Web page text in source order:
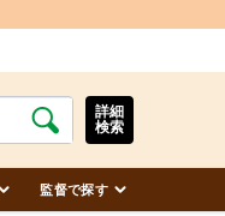
詳細
検索
監督で探す